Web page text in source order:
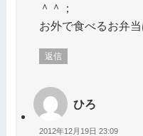
＾＾；
お外で食べるお弁
返信
ひろ
2012年12月19日 23:09